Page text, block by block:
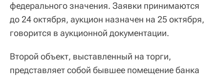
федерального значения. Заявки принимаются
до 24 октября, аукцион назначен на 25 октября,
говорится в аукционной документации.
Второй объект, выставленный на торги,
представляет собой бывшее помещение банка